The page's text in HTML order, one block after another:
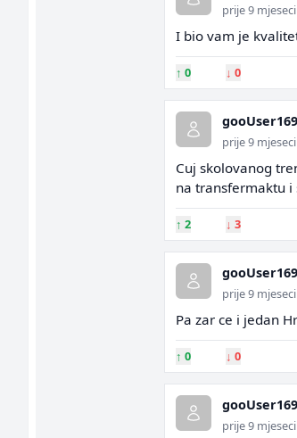
prije 9 mjeseci
I bio vam je
↑ 0 ↓ 0
prije 9 mjeseci
Cuj skolovanog
na transfermaktu i
↑ 2 ↓ 3
prije 9 mjeseci
Pa zar ce i jedan
↑ 0 ↓ 0
prije 9 mjeseci